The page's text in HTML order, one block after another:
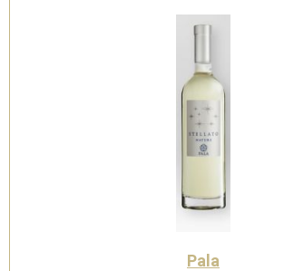
Pala